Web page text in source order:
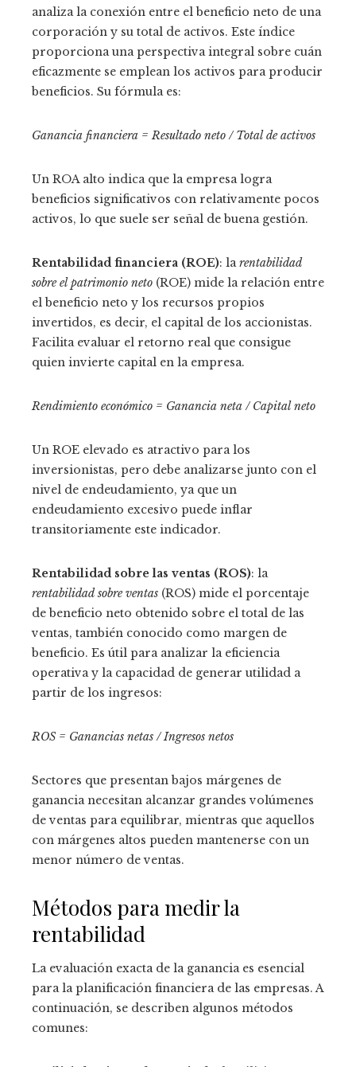
analiza la conexión entre el beneficio neto de una
corporación y su total de activos. Este índice
proporciona una perspectiva integral sobre cuán
eficazmente se emplean los activos para producir
beneficios. Su fórmula es:
Ganancia financiera = Resultado neto / Total de activos
Un ROA alto indica que la empresa logra
beneficios significativos con relativamente pocos
activos, lo que suele ser señal de buena gestión.
Rentabilidad financiera (ROE): la rentabilidad
sobre el patrimonio neto (ROE) mide la relación entre
el beneficio neto y los recursos propios
invertidos, es decir, el capital de los accionistas.
Facilita evaluar el retorno real que consigue
quien invierte capital en la empresa.
Rendimiento económico = Ganancia neta / Capital neto
Un ROE elevado es atractivo para los
inversionistas, pero debe analizarse junto con el
nivel de endeudamiento, ya que un
endeudamiento excesivo puede inflar
transitoriamente este indicador.
Rentabilidad sobre las ventas (ROS): la
rentabilidad sobre ventas (ROS) mide el porcentaje
de beneficio neto obtenido sobre el total de las
ventas, también conocido como margen de
beneficio. Es útil para analizar la eficiencia
operativa y la capacidad de generar utilidad a
partir de los ingresos:
ROS = Ganancias netas / Ingresos netos
Sectores que presentan bajos márgenes de
ganancia necesitan alcanzar grandes volúmenes
de ventas para equilibrar, mientras que aquellos
con márgenes altos pueden mantenerse con un
menor número de ventas.
Métodos para medir la
rentabilidad
La evaluación exacta de la ganancia es esencial
para la planificación financiera de las empresas. A
continuación, se describen algunos métodos
comunes: